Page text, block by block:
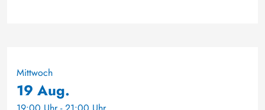
Mittwoch
19 Aug.